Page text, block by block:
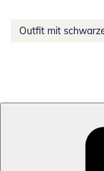
Outfit mit